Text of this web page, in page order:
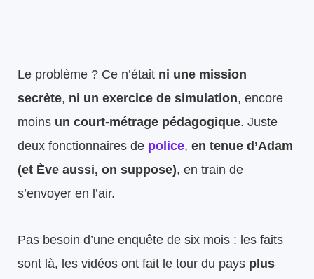
Le problème ? Ce n’était ni une mission
secrète, ni un exercice de simulation, encore
moins un court-métrage pédagogique. Juste
deux fonctionnaires de police, en tenue d’Adam
(et Ève aussi, on suppose), en train de
s’envoyer en l’air.
Pas besoin d’une enquête de six mois : les faits
sont là, les vidéos ont fait le tour du pays plus